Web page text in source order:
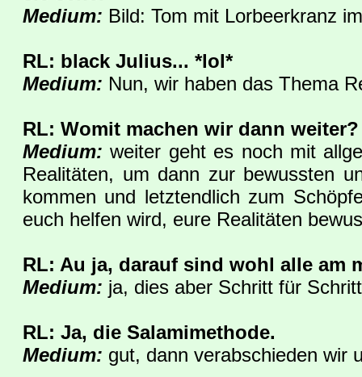
Medium: Bild: Tom mit Lorbeerkranz
RL: black Julius... *lol*
Medium: Nun, wir haben das Thema
RL: Womit machen wir dann weiter?
Medium: weiter geht es noch mit
Realitäten, um dann zur bewussten
kommen und letztendlich zum
euch helfen wird, eure Realitäten
RL: Au ja, darauf sind wohl alle am
Medium: ja, dies aber Schritt für
RL: Ja, die Salamimethode.
Medium: gut, dann verabschieden wir